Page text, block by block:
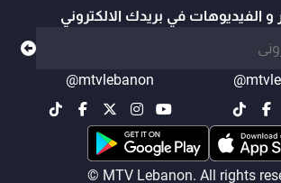
و الفيديوهات في بريدك الالكتروني
@mtvlebanon
© MTV Lebanon. All rights